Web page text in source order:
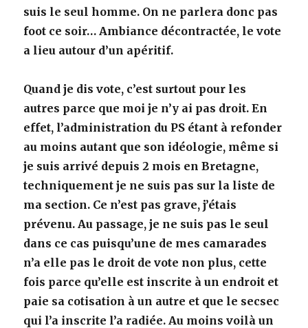
suis le seul homme. On ne parlera donc pas
foot ce soir… Ambiance décontractée, le vote
a lieu autour d’un apéritif.
Quand je dis vote, c’est surtout pour les
autres parce que moi je n’y ai pas droit. En
effet, l’administration du PS étant à refonder
au moins autant que son idéologie, même si
je suis arrivé depuis 2 mois en Bretagne,
techniquement je ne suis pas sur la liste de
ma section. Ce n’est pas grave, j’étais
prévenu. Au passage, je ne suis pas le seul
dans ce cas puisqu’une de mes camarades
n’a elle pas le droit de vote non plus, cette
fois parce qu’elle est inscrite à un endroit et
paie sa cotisation à un autre et que le secsec
qui l’a inscrite l’a radiée. Au moins voilà un